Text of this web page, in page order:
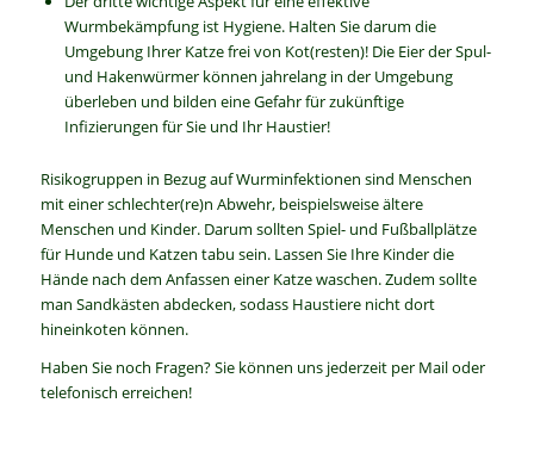
Wurmbekämpfung ist Hygiene. Halten Sie darum die
Umgebung Ihrer Katze frei von Kot(resten)! Die Eier der Spul-
und Hakenwürmer können jahrelang in der Umgebung
überleben und bilden eine Gefahr für zukünftige
Infizierungen für Sie und Ihr Haustier!
Risikogruppen in Bezug auf Wurminfektionen sind Menschen
mit einer schlechter(re)n Abwehr, beispielsweise ältere
Menschen und Kinder. Darum sollten Spiel- und Fußballplätze
für Hunde und Katzen tabu sein. Lassen Sie Ihre Kinder die
Hände nach dem Anfassen einer Katze waschen. Zudem sollte
man Sandkästen abdecken, sodass Haustiere nicht dort
hineinkoten können.
Haben Sie noch Fragen? Sie können uns jederzeit per Mail oder
telefonisch erreichen!